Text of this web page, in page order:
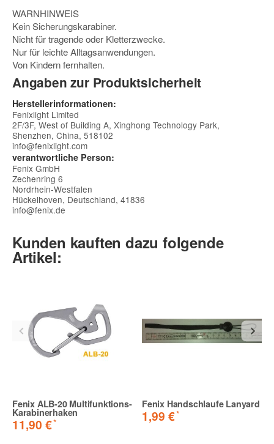
WARNHINWEIS
Kein Sicherungskarabiner.
Nicht für tragende oder Kletterzwecke.
Nur für leichte Alltagsanwendungen.
Von Kindern fernhalten.
Angaben zur Produktsicherheit
Herstellerinformationen:
Fenixlight Limited
2F/3F, West of Building A, Xinghong Technology Park,
Shenzhen, China, 518102
info@fenixlight.com
verantwortliche Person:
Fenix GmbH
Zechenring 6
Nordrhein-Westfalen
Hückelhoven, Deutschland, 41836
info@fenix.de
Kunden kauften dazu folgende
Artikel:
Fenix ALB-20 Multifunktions-
Karabinerhaken
11,90 €*
Fenix Handschlaufe Lanyard
1,99 €*